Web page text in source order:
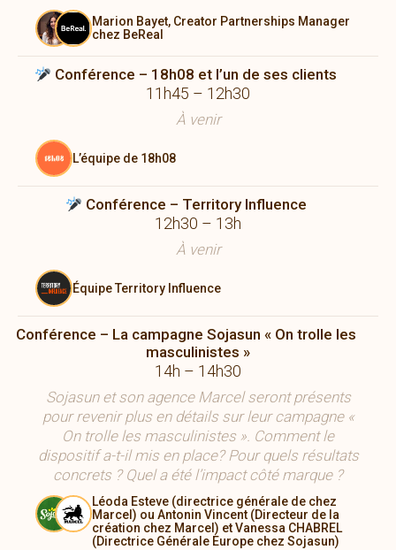
Marion Bayet, Creator Partnerships Manager
chez BeReal
Conférence – 18h08 et l’un de ses clients
11h45 – 12h30
À venir
L’équipe de 18h08
Conférence – Territory Influence
12h30 – 13h
À venir
Équipe Territory Influence
Conférence – La campagne Sojasun « On trolle les
masculinistes »
14h – 14h30
Sojasun et son agence Marcel seront présents
pour revenir plus en détails sur leur campagne «
On trolle les masculinistes ». Comment le
dispositif a-t-il mis en place? Pour quels résultats
concrets ? Quel a été l’impact côté marque ?
Léoda Esteve (directrice générale de chez
Marcel) ou Antonin Vincent (Directeur de la
création chez Marcel) et Vanessa CHABREL
(Directrice Générale Europe chez Sojasun)